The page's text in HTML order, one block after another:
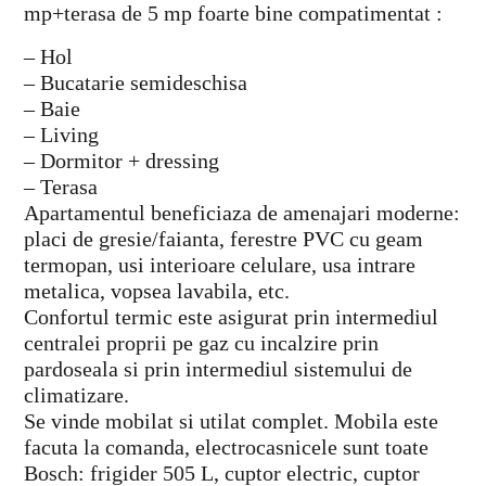
mp+terasa de 5 mp foarte bine compatimentat :
– Hol
– Bucatarie semideschisa
– Baie
– Living
– Dormitor + dressing
– Terasa
Apartamentul beneficiaza de amenajari moderne:
placi de gresie/faianta, ferestre PVC cu geam
termopan, usi interioare celulare, usa intrare
metalica, vopsea lavabila, etc.
Confortul termic este asigurat prin intermediul
centralei proprii pe gaz cu incalzire prin
pardoseala si prin intermediul sistemului de
climatizare.
Se vinde mobilat si utilat complet. Mobila este
facuta la comanda, electrocasnicele sunt toate
Bosch: frigider 505 L, cuptor electric, cuptor